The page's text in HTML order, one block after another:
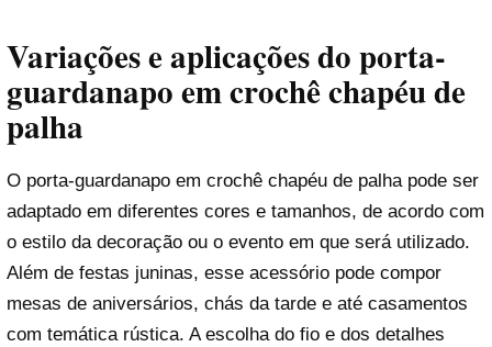
Variações e aplicações do porta-
guardanapo em crochê chapéu de
palha
O porta-guardanapo em crochê chapéu de palha pode ser
adaptado em diferentes cores e tamanhos, de acordo com
o estilo da decoração ou o evento em que será utilizado.
Além de festas juninas, esse acessório pode compor
mesas de aniversários, chás da tarde e até casamentos
com temática rústica. A escolha do fio e dos detalhes